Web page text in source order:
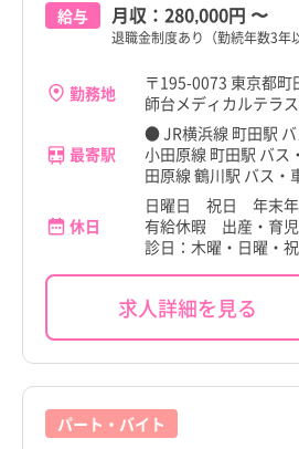
給与 月収： 280,000円 〜
退職金制度あり（勤続年数3年
勤務地
〒195-0073 東京都
師台メディカルテラス
最寄駅
● JR横浜線 町田駅
小田原線 町田駅 バ
田原線 鶴川駅 バス・
休日
日曜日 祝日 年末
有給休暇 出産・育
診日：木曜・日曜・
求人詳細を見る
パート・バイト